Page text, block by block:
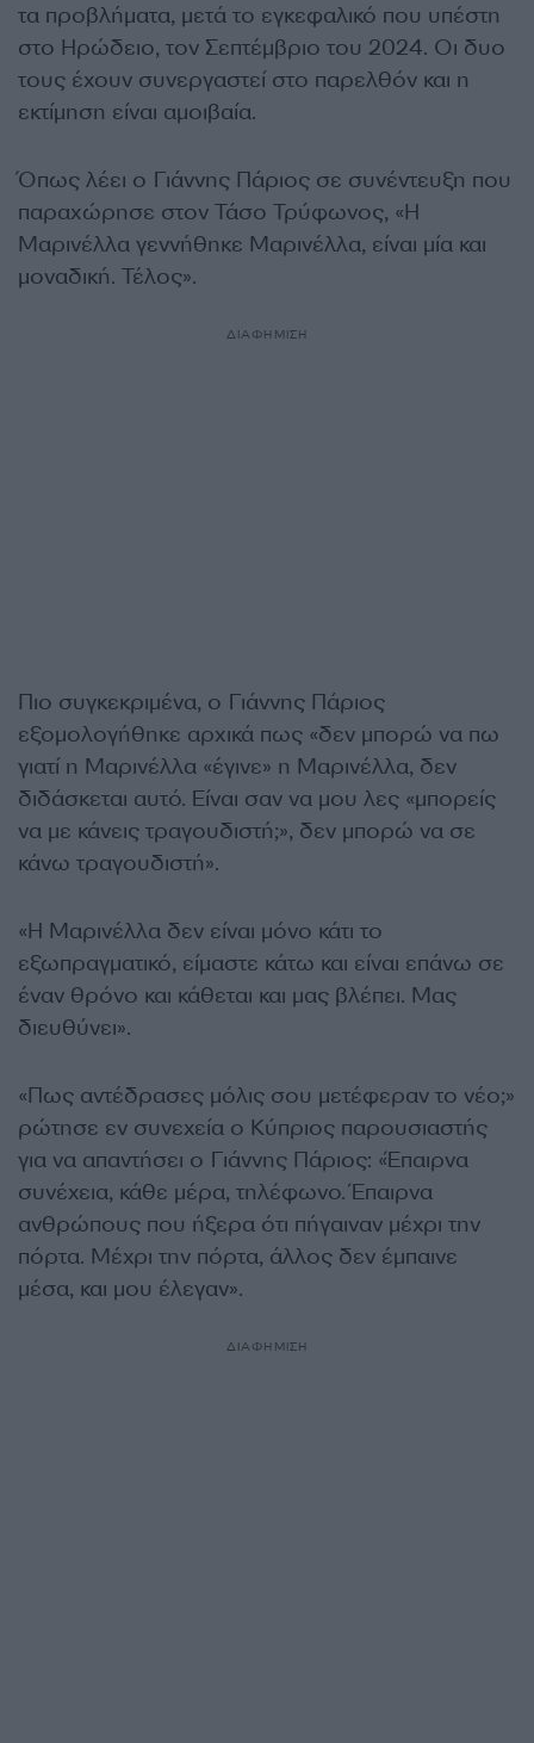
τα προβλήματα, μετά το εγκεφαλικό που υπέστη
στο Ηρώδειο, τον Σεπτέμβριο του 2024. Οι δυο
τους έχουν συνεργαστεί στο παρελθόν και η
εκτίμηση είναι αμοιβαία.
Όπως λέει ο Γιάννης Πάριος σε συνέντευξη που
παραχώρησε στον Τάσο Τρύφωνος, «Η
Μαρινέλλα γεννήθηκε Μαρινέλλα, είναι μία και
μοναδική. Τέλος».
ΔΙΑΦΗΜΙΣΗ
Πιο συγκεκριμένα, ο Γιάννης Πάριος
εξομολογήθηκε αρχικά πως «δεν μπορώ να πω
γιατί η Μαρινέλλα «έγινε» η Μαρινέλλα, δεν
διδάσκεται αυτό. Είναι σαν να μου λες «μπορείς
να με κάνεις τραγουδιστή;», δεν μπορώ να σε
κάνω τραγουδιστή».
«Η Μαρινέλλα δεν είναι μόνο κάτι το
εξωπραγματικό, είμαστε κάτω και είναι επάνω σε
έναν θρόνο και κάθεται και μας βλέπει. Μας
διευθύνει».
«Πως αντέδρασες μόλις σου μετέφεραν το νέο;»
ρώτησε εν συνεχεία ο Κύπριος παρουσιαστής
για να απαντήσει ο Γιάννης Πάριος: «Έπαιρνα
συνέχεια, κάθε μέρα, τηλέφωνο. Έπαιρνα
ανθρώπους που ήξερα ότι πήγαιναν μέχρι την
πόρτα. Μέχρι την πόρτα, άλλος δεν έμπαινε
μέσα, και μου έλεγαν».
ΔΙΑΦΗΜΙΣΗ